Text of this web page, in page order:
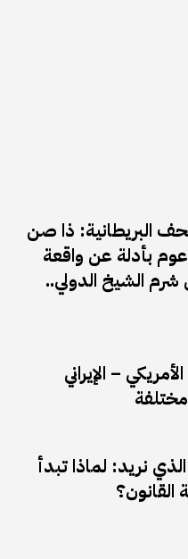
البريطانية: ذا صن
بأدلة عن واقعة
الشيخ الدولي..
– الإيراني
نريد: لماذا تبدأ
القانون؟